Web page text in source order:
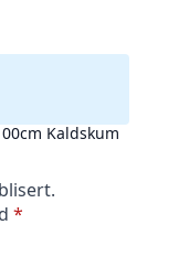
Kaldskum
*